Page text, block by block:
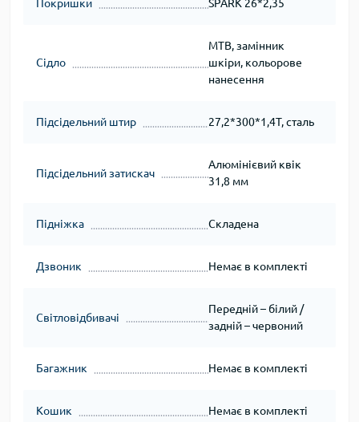
Покришки SPARK 26*2,35
Сідло
MTB, замінник
шкіри, кольорове
нанесення
Підсідельний штир 27,2*300*1,4T, сталь
Підсідельний затискач
Алюмінієвий квік
31,8 мм
Підніжка Складена
Дзвоник Немає в комплекті
Світловідбивачі
Передній – білий /
задній – червоний
Багажник Немає в комплекті
Кошик Немає в комплекті